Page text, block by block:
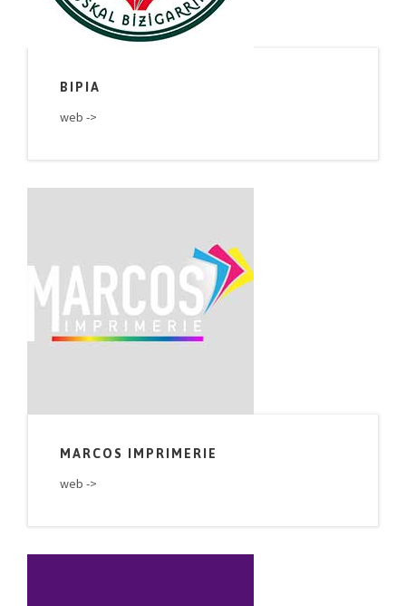
BIPIA
web ->
MARCOS IMPRIMERIE
web ->